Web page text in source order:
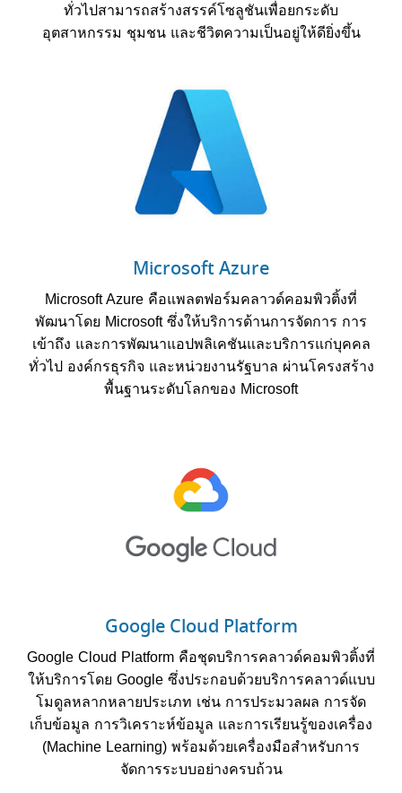
ทั่วไปสามารถสร้างสรรค์โซลูชันเพื่อยกระดับ
อุตสาหกรรม ชุมชน และชีวิตความเป็นอยู่ให้ดียิ่งขึ้น
Microsoft Azure
Microsoft Azure คือแพลตฟอร์มคลาวด์คอมพิวติ้งที่
พัฒนาโดย Microsoft ซึ่งให้บริการด้านการจัดการ การ
เข้าถึง และการพัฒนาแอปพลิเคชันและบริการแก่บุคคล
ทั่วไป องค์กรธุรกิจ และหน่วยงานรัฐบาล ผ่านโครงสร้าง
พื้นฐานระดับโลกของ Microsoft
Google Cloud Platform
Google Cloud Platform คือชุดบริการคลาวด์คอมพิวติ้งที่
ให้บริการโดย Google ซึ่งประกอบด้วยบริการคลาวด์แบบ
โมดูลหลากหลายประเภท เช่น การประมวลผล การจัด
เก็บข้อมูล การวิเคราะห์ข้อมูล และการเรียนรู้ของเครื่อง
(Machine Learning) พร้อมด้วยเครื่องมือสำหรับการ
จัดการระบบอย่างครบถ้วน